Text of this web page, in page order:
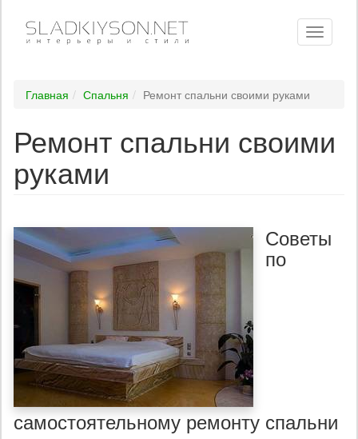
Toggle
Главная Спальня Ремонт спальни своими руками
Ремонт спальни своими
руками
Советы
по
самостоятельному ремонту спальни